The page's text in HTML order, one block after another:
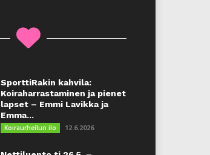
SporttiRakin kahvila:
Koiraharrastaminen ja pienet
lapset – Emmi Lavikka ja
Emma...
Koiraurheilun ilo 12.6.2026